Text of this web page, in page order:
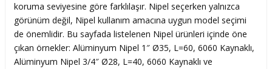
koruma seviyesine göre farklılaşır. Nipel seçerken yalnızca
görünüm değil, Nipel kullanım amacına uygun model seçimi
de önemlidir. Bu sayfada listelenen Nipel ürünleri içinde öne
çıkan örnekler: Alüminyum Nipel 1″ Ø35, L=60, 6060 Kaynaklı,
Alüminyum Nipel 3/4″ Ø28, L=40, 6060 Kaynaklı ve